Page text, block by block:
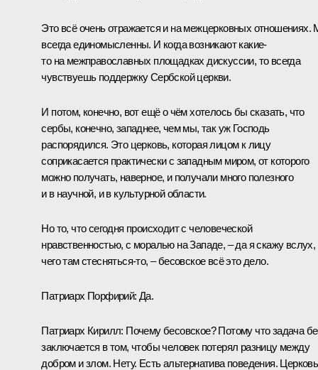
Это всё очень отражается и на межцерковных отношениях.
всегда единомысленны. И когда возникают какие-
то на межправославных площадках дискуссии, то всегда
чувствуешь поддержку Сербской церкви.
И потом, конечно, вот ещё о чём хотелось бы сказать, что
сербы, конечно, западнее, чем мы, так уж Господь
распорядился. Это церковь, которая лицом к лицу
соприкасается практически с западным миром, от которого
можно получать, наверное, и получали много полезного
и в научной, и в культурной области.
Но то, что сегодня происходит с человеческой
нравственностью, с моралью на Западе, – да я скажу вслух,
чего там стесняться-то, – бесовское всё это дело.
Патриарх Порфирий: Да.
Патриарх Кирилл: Почему бесовское? Потому что задача
заключается в том, чтобы человек потерял разницу между
добром и злом. Нету. Есть альтернатива поведения. Церковь